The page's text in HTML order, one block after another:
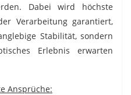
Dabei wird höchste
Verarbeitung garantiert,
Stabilität, sondern
Erlebnis erwarten
Ansprüche: